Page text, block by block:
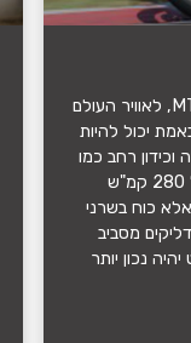
מאז שיצא האופנוע הזה, הימאהה MT 09, לאוויר העולם
יכול להיות
וכידון רחב כמו
שאני אוהב. וכוח. הרבה כוח. לא כוח של 280 קמ"ש
כוח בשרני
מסביב
נכון יותר